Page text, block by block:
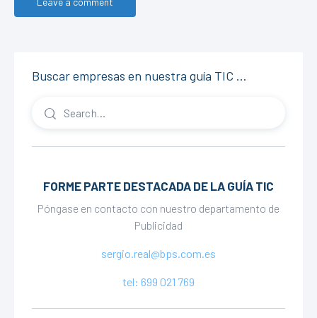
Buscar empresas en nuestra guía TIC …
FORME PARTE DESTACADA DE LA GUÍA TIC
Póngase en contacto con nuestro departamento de
Publicidad
sergio.real@bps.com.es
tel: 699 021 769